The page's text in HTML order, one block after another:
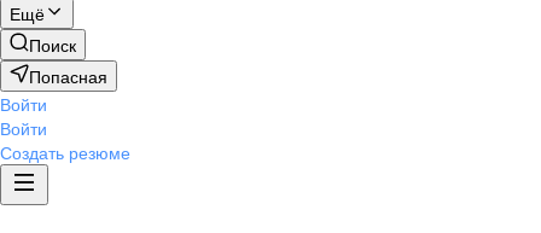
Ещё
Поиск
Попасная
Войти
Войти
Создать резюме